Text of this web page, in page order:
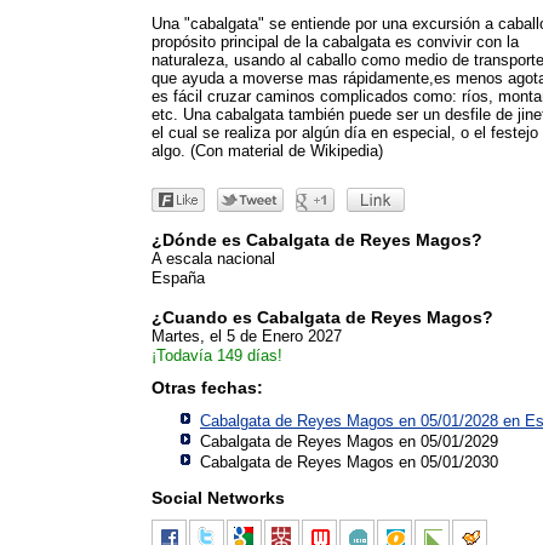
Una "cabalgata" se entiende por una excursión a
propósito principal de la cabalgata es convivir con la
naturaleza, usando al caballo como medio de
que ayuda a moverse mas rápidamente,es menos
es fácil cruzar caminos complicados como: ríos,
etc. Una cabalgata también puede ser un desfile de
el cual se realiza por algún día en especial, o el festejo
algo. (Con material de Wikipedia)
¿Dónde es Cabalgata de Reyes Magos?
A escala nacional
España
¿Cuando es Cabalgata de Reyes Magos?
Martes, el 5 de Enero 2027
¡Todavía 149 días!
Otras fechas:
Cabalgata de Reyes Magos en 05/01/2028 en
Cabalgata de Reyes Magos en 05/01/2029
Cabalgata de Reyes Magos en 05/01/2030
Social Networks